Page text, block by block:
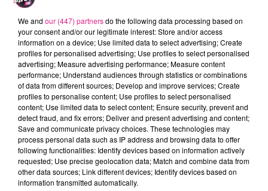
animations. Il ne sera pas possible de vous
ennuyer !
Richard Illouz, organisateur de l'exposition d'arts et
du rassemblement auto-moto rétro :
Crédit :
We and our (447) partnersdo the following data processing based on
your consent and/or our legitimate interest: Store and/or access
information on a device; Use limited data to select advertising; Create
profiles for personalised advertising; Use profiles to select personalised
advertising; Measure advertising performance; Measure content
performance; Understand audiences through statistics or combinations
of data from different sources; Develop and improve services; Create
profiles to personalise content; Use profiles to select personalised
content; Use limited data to select content; Ensure security, prevent and
detect fraud, and fix errors; Deliver and present advertising and content;
Save and communicate privacy choices. These technologies may
process personal data such as IP address and browsing data to offer
following functionalities: Identify devices based on information actively
requested; Use precise geolocation data; Match and combine data from
other data sources; Link different devices; Identify devices based on
information transmitted automatically.